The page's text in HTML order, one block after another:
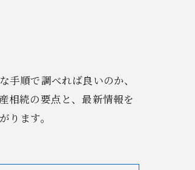
順で調べれば良いのか、
相続の要点と、最新情報を
ます。